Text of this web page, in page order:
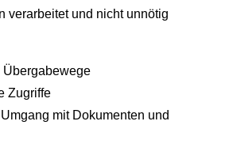
verarbeitet und nicht unnötig
Übergabewege
Zugriffe
mit Dokumenten und